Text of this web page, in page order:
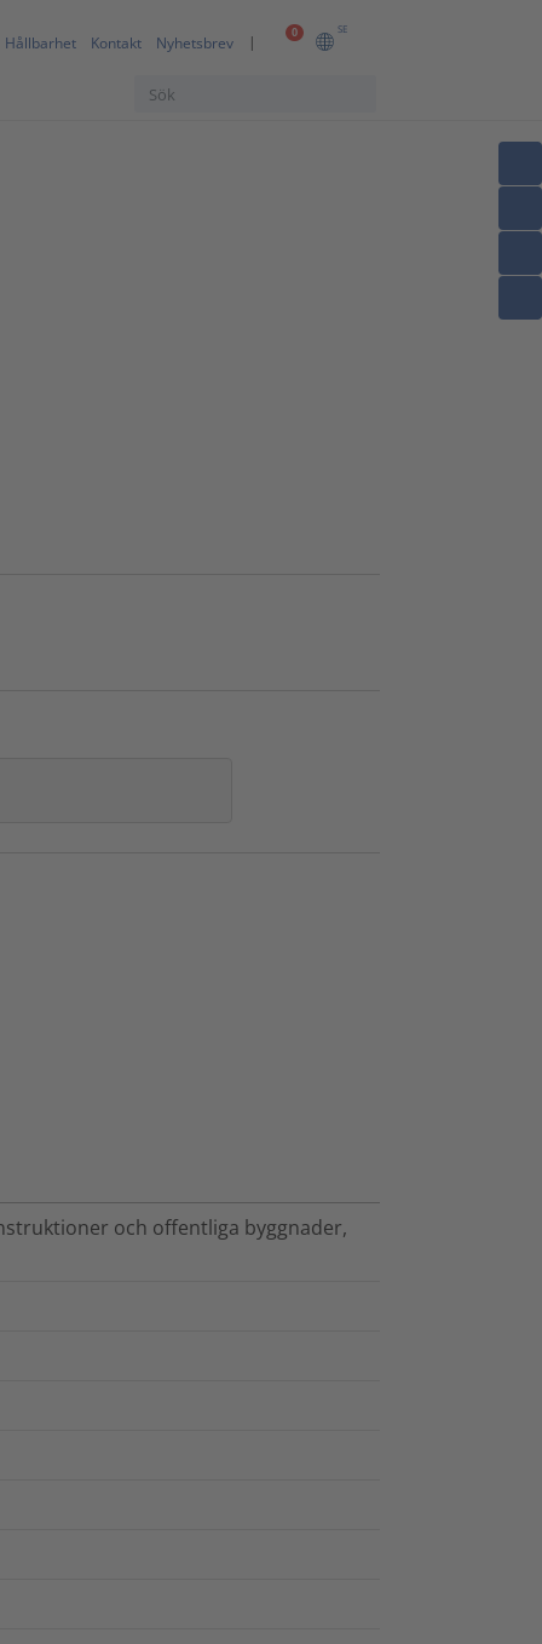
0 SE
Hållbarhet Kontakt Nyhetsbrev
och offentliga byggnader,